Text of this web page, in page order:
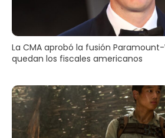
La CMA aprobó la fusión
quedan los fiscales americanos